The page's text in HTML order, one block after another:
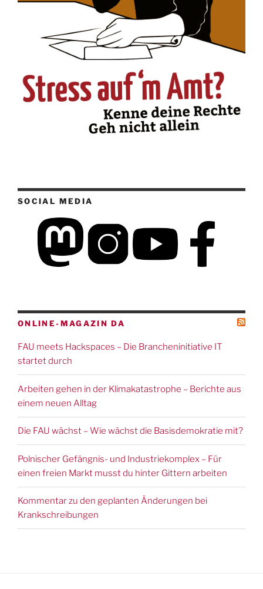
SOCIAL MEDIA
ONLINE-MAGAZIN DA
FAU meets Hackspaces – Die Brancheninitiative IT
startet durch
Arbeiten gehen in der Klimakatastrophe – Berichte aus
einem neuen Alltag
Die FAU wächst – Wie wächst die Basisdemokratie mit?
Polnischer Gefängnis- und Industriekomplex – Für
einen freien Markt musst du hinter Gittern arbeiten
Kommentar zu den geplanten Änderungen bei
Krankschreibungen